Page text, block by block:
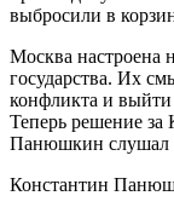
выбросили в
Москва настроена
государства. Их
конфликта и выйти
Теперь решение за
Панюшкин слушал
Константин